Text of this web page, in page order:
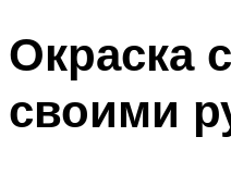
Окраска
своими